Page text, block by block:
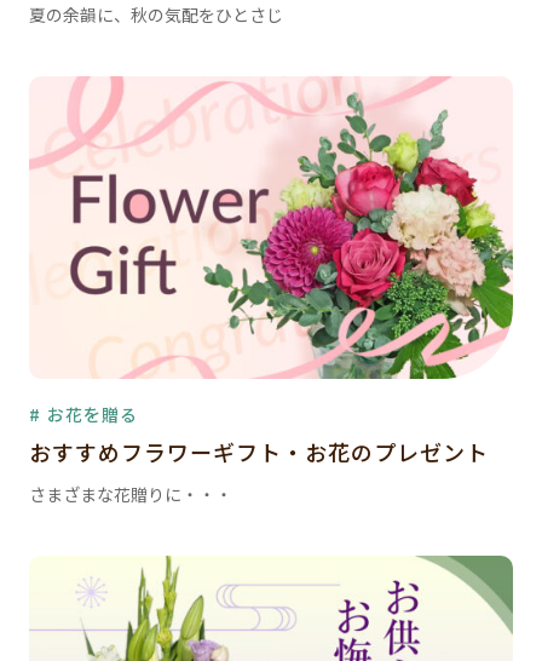
夏の余韻に、秋の気配をひとさじ
# お花を贈る
おすすめフラワーギフト・お花のプレゼント
さまざまな花贈りに・・・